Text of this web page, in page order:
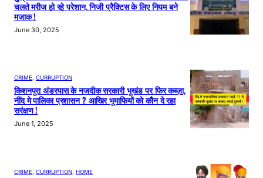
चलते मरीज हो रहे परेशान, निजी प्रैक्टिस के लिए नियम बने
मजाक !
June 30, 2025
CRIME, CURRUPTION
किशनपुरा अंडरपास के नजदीक सरकारी भूखंड पर फिर कब्ज़ा,
नींद मे पालिका प्रशासन ? आखिर भूमाफियों को कौन दे रहा
सरंक्षण !
June 1, 2025
CRIME, CURRUPTION, HOME